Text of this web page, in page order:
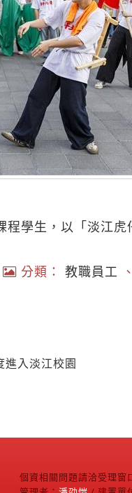
學生，以「淡江
分類： 教職員工 、
進入淡江校園
個資相關問題請洽受理窗